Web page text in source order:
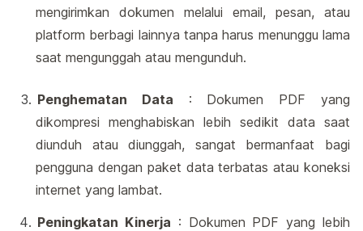
mengirimkan dokumen melalui email, pesan, atau
platform berbagi lainnya tanpa harus menunggu lama
saat mengunggah atau mengunduh.
Penghematan Data : Dokumen PDF yang
dikompresi menghabiskan lebih sedikit data saat
diunduh atau diunggah, sangat bermanfaat bagi
pengguna dengan paket data terbatas atau koneksi
internet yang lambat.
Peningkatan Kinerja : Dokumen PDF yang lebih